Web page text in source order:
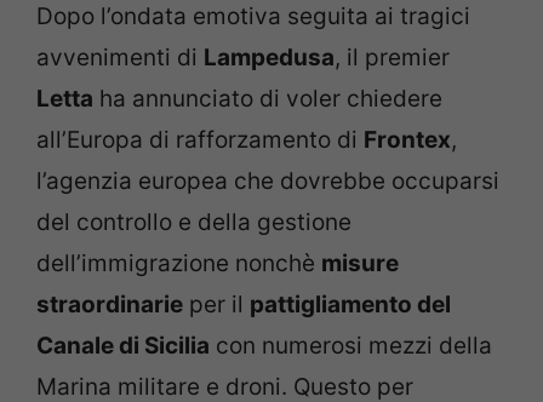
Dopo l’ondata emotiva seguita ai tragici
avvenimenti di Lampedusa, il premier
Letta ha annunciato di voler chiedere
all’Europa di rafforzamento di Frontex,
l’agenzia europea che dovrebbe occuparsi
del controllo e della gestione
dell’immigrazione nonchè misure
straordinarie per il pattigliamento del
Canale di Sicilia con numerosi mezzi della
Marina militare e droni. Questo per